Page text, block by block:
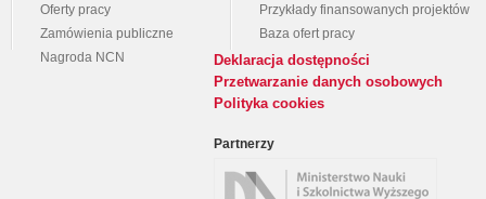
Oferty pracy
Zamówienia publiczne
Nagroda NCN
Przykłady finansowanych projektów
Baza ofert pracy
Deklaracja dostępności
Przetwarzanie danych osobowych
Polityka cookies
Partnerzy